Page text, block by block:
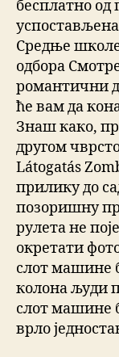
бесплатно
Средње
одбора
романтични
ће вам да
Знаш како,
другом
Látogatás
прилику до
позоришну
рулета не
окретати
слот машине
колона људи
слот машине
врло